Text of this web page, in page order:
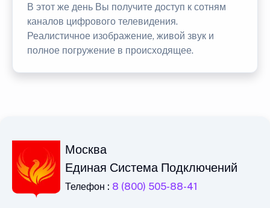
В этот же день Вы получите доступ к сотням
каналов цифрового телевидения.
Реалистичное изображение, живой звук и
полное погружение в происходящее.
Москва
Единая Система Подключений
Телефон : 8 (800) 505-88-41